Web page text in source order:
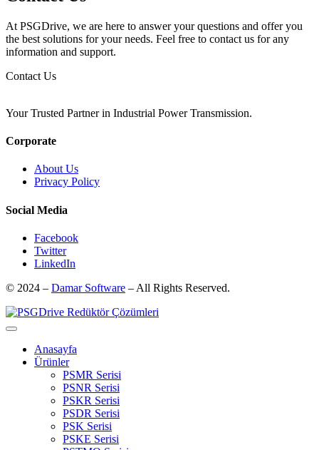
At PSGDrive, we are here to answer your questions and offer you
the best solutions for your needs. Feel free to contact us for any
information and support.
Contact Us
Your Trusted Partner in Industrial Power Transmission.
Corporate
About Us
Privacy Policy
Social Media
Facebook
Twitter
LinkedIn
© 2024 – Damar Software – All Rights Reserved.
Anasayfa
Ürünler
PSMR Serisi
PSNR Serisi
PSKR Serisi
PSDR Serisi
PSK Serisi
PSKE Serisi